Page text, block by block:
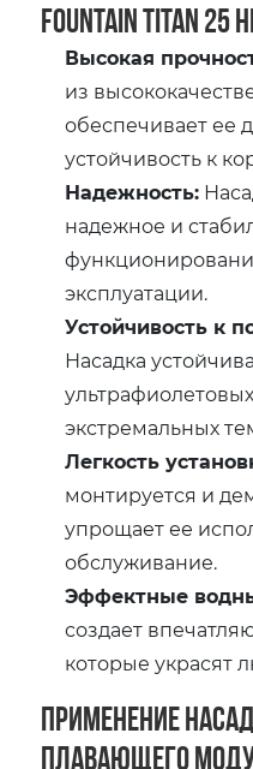
Fountain Titan 25
Высокая
из
обеспечивает ее
устойчивость к
Надежность:
надежное и
эксплуатации.
Устойчивость к
Насадка
экстремальных
Легкость
монтируется и
упрощает ее
обслуживание.
Эффектные
создает
которые украсят
Применение
плавающего